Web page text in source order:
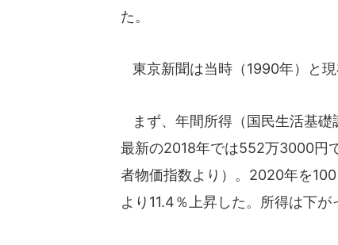
た。
東京新聞は当時（1990年）と
まず、年間所得（国民生活基礎
最新の2018年では552万3000円
者物価指数より）。2020年を
より11.4％上昇した。所得は下が